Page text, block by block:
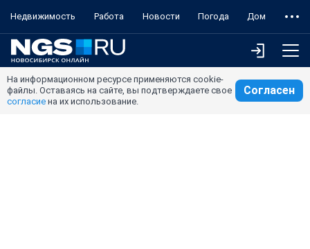
Недвижимость Работа Новости Погода Дом
На информационном ресурсе применяются cookie-
файлы. Оставаясь на сайте, вы подтверждаете свое
согласие на их использование.
Согласен